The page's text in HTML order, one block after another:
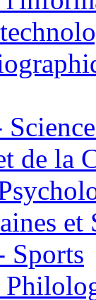
de la
et
Sports